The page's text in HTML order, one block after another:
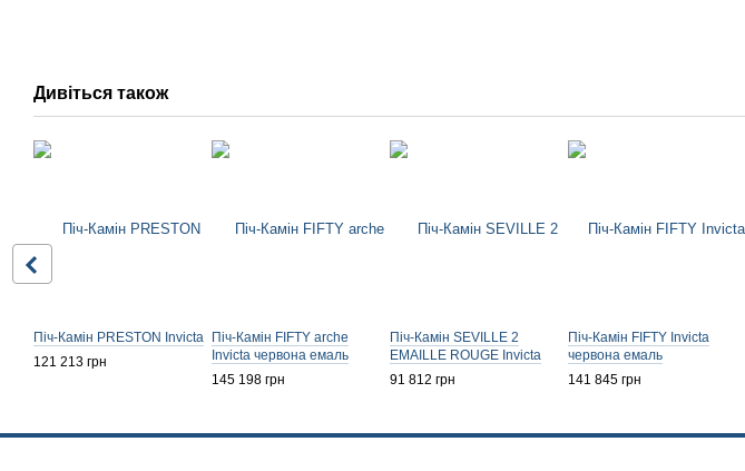
Дивіться також
Піч-Камін PRESTON Invicta
121 213 грн
Піч-Камін FIFTY arche
Invicta червона емаль
145 198 грн
Піч-Камін SEVILLE 2
EMAILLE ROUGE Invicta
91 812 грн
Піч-Камін FIFTY Invicta
червона емаль
141 845 грн